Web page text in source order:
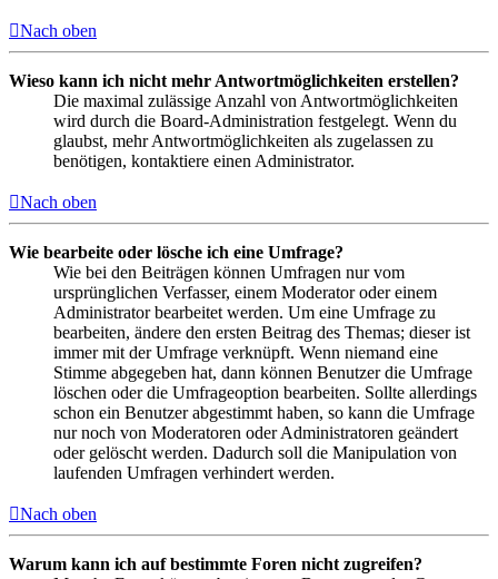
Nach oben
Wieso kann ich nicht mehr Antwortmöglichkeiten erstellen?
Die maximal zulässige Anzahl von Antwortmöglichkeiten
wird durch die Board-Administration festgelegt. Wenn du
glaubst, mehr Antwortmöglichkeiten als zugelassen zu
benötigen, kontaktiere einen Administrator.
Nach oben
Wie bearbeite oder lösche ich eine Umfrage?
Wie bei den Beiträgen können Umfragen nur vom
ursprünglichen Verfasser, einem Moderator oder einem
Administrator bearbeitet werden. Um eine Umfrage zu
bearbeiten, ändere den ersten Beitrag des Themas; dieser ist
immer mit der Umfrage verknüpft. Wenn niemand eine
Stimme abgegeben hat, dann können Benutzer die Umfrage
löschen oder die Umfrageoption bearbeiten. Sollte allerdings
schon ein Benutzer abgestimmt haben, so kann die Umfrage
nur noch von Moderatoren oder Administratoren geändert
oder gelöscht werden. Dadurch soll die Manipulation von
laufenden Umfragen verhindert werden.
Nach oben
Warum kann ich auf bestimmte Foren nicht zugreifen?